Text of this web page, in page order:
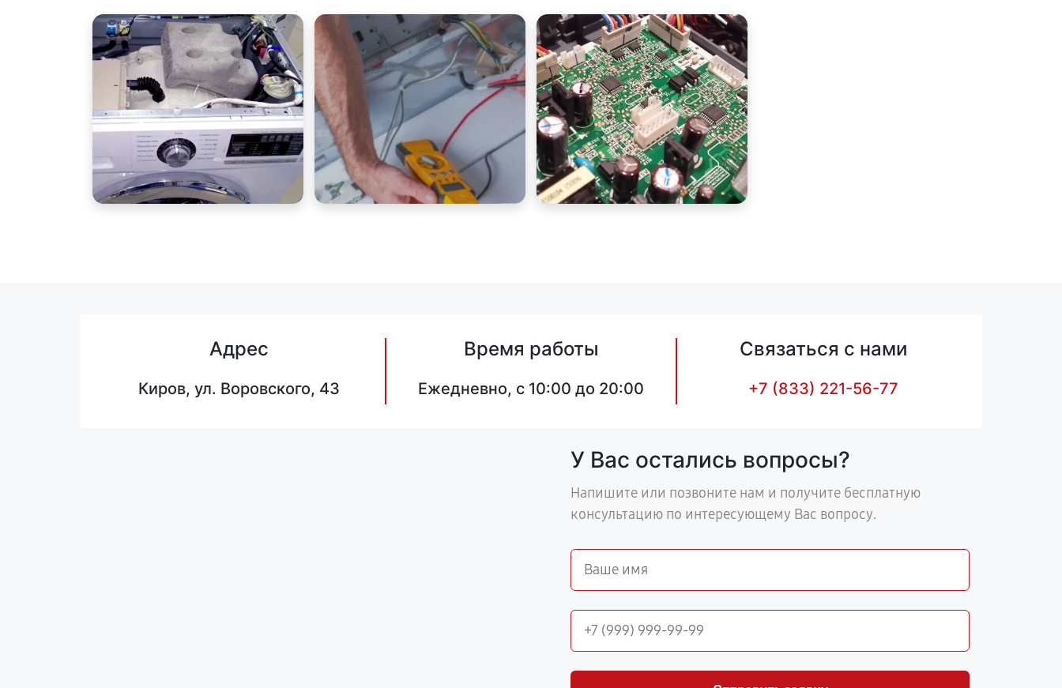
Адрес
Киров, ул. Воровского, 43
Время работы
Ежедневно, с 10:00 до 20:00
Связаться с нами
+7 (833) 221-56-77
У Вас остались вопросы?
Напишите или позвоните нам и получите бесплатную
консультацию по интересующему Вас вопросу.